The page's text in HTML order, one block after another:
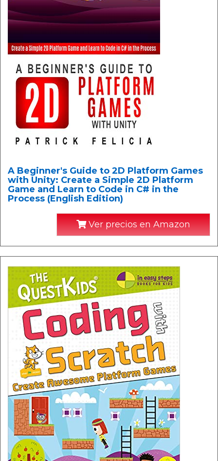
A Beginner's Guide to 2D Platform Games
with Unity: Create a Simple 2D Platform
Game and Learn to Code in C# in the
Process (English Edition)
Ver precios en Amazon